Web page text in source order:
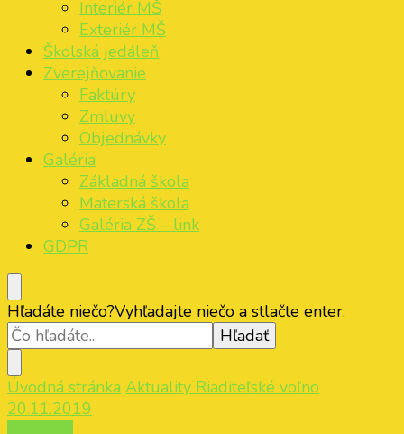
Interiér MŠ
Exteriér MŠ
Školská jedáleň
Zverejňovanie
Faktúry
Zmluvy
Objednávky
Galéria
Základná škola
Materská škola
Galéria ZŠ – link
GDPR
Hľadáte niečo?Vyhľadajte niečo a stlačte enter.
Úvodná stránka Aktuality Riaditeľské voľno
20.11.2019